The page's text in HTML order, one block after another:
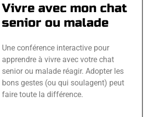
Vivre avec mon chat
senior ou malade
Une conférence interactive pour
apprendre à vivre avec votre chat
senior ou malade réagir. Adopter les
bons gestes (ou qui soulagent) peut
faire toute la différence.